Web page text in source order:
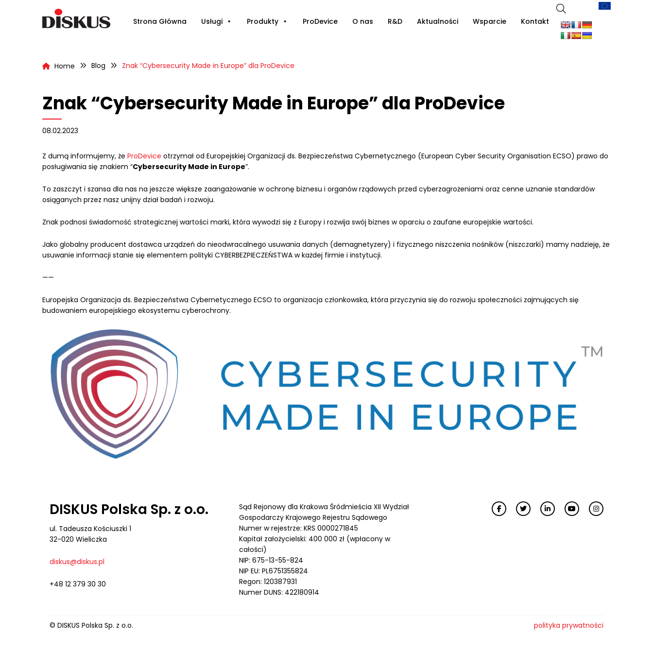
Strona Główna Usługi Produkty ProDevice O nas R&D Aktualności Wsparcie Kontakt
Home Blog Znak “Cybersecurity Made in Europe” dla ProDevice
Znak “Cybersecurity Made in Europe” dla ProDevice
08.02.2023
Z dumą informujemy, że ProDevice otrzymał od Europejskiej Organizacji ds. Bezpieczeństwa Cybernetycznego (European Cyber Security Organisation ECSO) prawo do
posługiwania się znakiem “Cybersecurity Made in Europe”.
To zaszczyt i szansa dla nas na jeszcze większe zaangażowanie w ochronę biznesu i organów rządowych przed cyberzagrożeniami oraz cenne uznanie standardów
osiąganych przez nasz unijny dział badań i rozwoju.
Znak podnosi świadomość strategicznej wartości marki, która wywodzi się z Europy i rozwija swój biznes w oparciu o zaufane europejskie wartości.
Jako globalny producent dostawca urządzeń do nieodwracalnego usuwania danych (demagnetyzery) i fizycznego niszczenia nośników (niszczarki) mamy nadzieję, że
usuwanie informacji stanie się elementem polityki CYBERBEZPIECZEŃSTWA w każdej firmie i instytucji.
——
Europejska Organizacja ds. Bezpieczeństwa Cybernetycznego ECSO to organizacja członkowska, która przyczynia się do rozwoju społeczności zajmujących się
budowaniem europejskiego ekosystemu cyberochrony.
DISKUS Polska Sp. z o.o.
ul. Tadeusza Kościuszki 1
32-020 Wieliczka
diskus@diskus.pl
+48 12 379 30 30
Sąd Rejonowy dla Krakowa Śródmieścia XII Wydział
Gospodarczy Krajowego Rejestru Sądowego
Numer w rejestrze: KRS 0000271845
Kapitał założycielski: 400 000 zł (wpłacony w
całości)
NIP: 675-13-55-824
NIP EU: PL6751355824
Regon: 120387931
Numer DUNS: 422180914
© DISKUS Polska Sp. z o.o. polityka prywatności